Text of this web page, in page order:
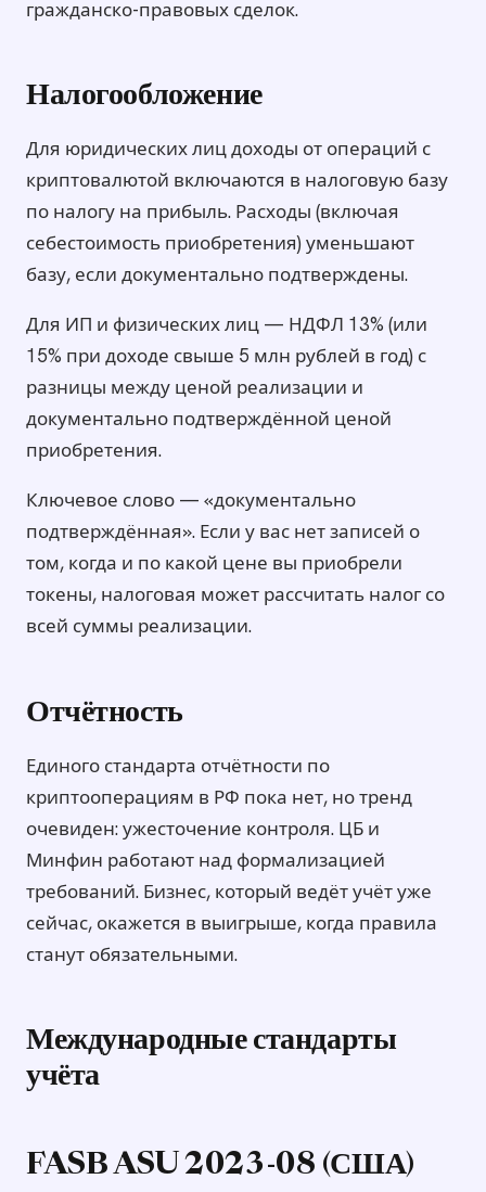
гражданско-правовых сделок.
Налогообложение
Для юридических лиц доходы от операций с
криптовалютой включаются в налоговую базу
по налогу на прибыль. Расходы (включая
себестоимость приобретения) уменьшают
базу, если документально подтверждены.
Для ИП и физических лиц — НДФЛ 13% (или
15% при доходе свыше 5 млн рублей в год) с
разницы между ценой реализации и
документально подтверждённой ценой
приобретения.
Ключевое слово — «документально
подтверждённая». Если у вас нет записей о
том, когда и по какой цене вы приобрели
токены, налоговая может рассчитать налог со
всей суммы реализации.
Отчётность
Единого стандарта отчётности по
криптооперациям в РФ пока нет, но тренд
очевиден: ужесточение контроля. ЦБ и
Минфин работают над формализацией
требований. Бизнес, который ведёт учёт уже
сейчас, окажется в выигрыше, когда правила
станут обязательными.
Международные стандарты
учёта
FASB ASU 2023-08 (США)